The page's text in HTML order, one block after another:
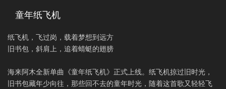
童年纸飞机
纸飞机，飞过岗，载着梦想到远方
旧书包，斜肩上，追着蜻蜓的翅膀
海来阿木全新单曲《童年纸飞机》正式上线。纸飞机掠过旧时光，
旧书包藏年少向往，那些回不去的童年时光，随着这首歌又轻轻飞